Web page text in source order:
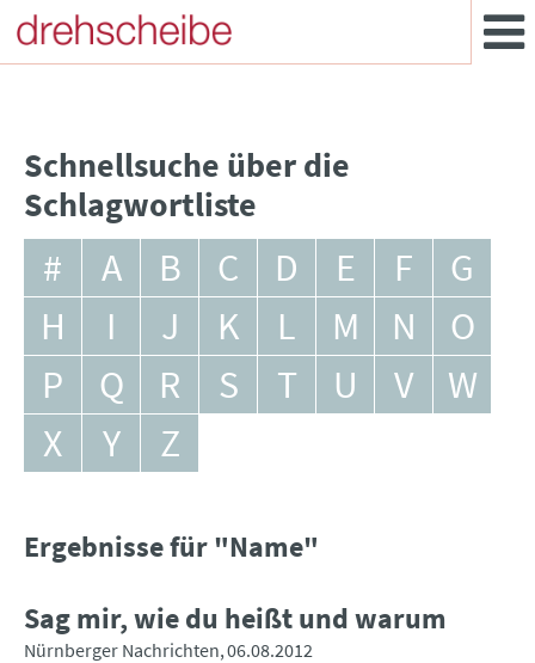
Schnellsuche über die
Schlagwortliste
# A B C D E F
G
H
I J K L M N
O
P
Q R S T U V
W
X
Y Z
Ergebnisse für "Name"
Sag mir, wie du heißt und warum
Nürnberger Nachrichten 06.08.2012